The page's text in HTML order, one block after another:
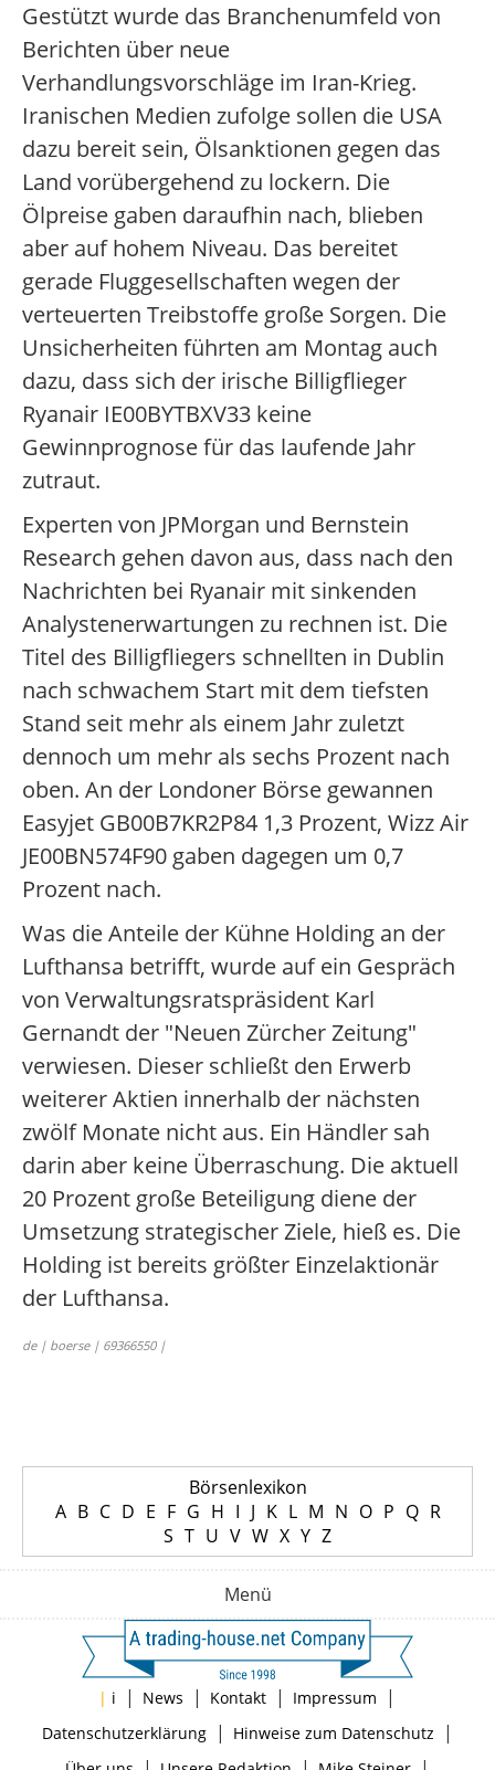
Gestützt wurde das Branchenumfeld von
Berichten über neue
Verhandlungsvorschläge im Iran-Krieg.
Iranischen Medien zufolge sollen die USA
dazu bereit sein, Ölsanktionen gegen das
Land vorübergehend zu lockern. Die
Ölpreise gaben daraufhin nach, blieben
aber auf hohem Niveau. Das bereitet
gerade Fluggesellschaften wegen der
verteuerten Treibstoffe große Sorgen. Die
Unsicherheiten führten am Montag auch
dazu, dass sich der irische Billigflieger
Ryanair IE00BYTBXV33 keine
Gewinnprognose für das laufende Jahr
zutraut.
Experten von JPMorgan und Bernstein
Research gehen davon aus, dass nach den
Nachrichten bei Ryanair mit sinkenden
Analystenerwartungen zu rechnen ist. Die
Titel des Billigfliegers schnellten in Dublin
nach schwachem Start mit dem tiefsten
Stand seit mehr als einem Jahr zuletzt
dennoch um mehr als sechs Prozent nach
oben. An der Londoner Börse gewannen
Easyjet GB00B7KR2P84 1,3 Prozent, Wizz Air
JE00BN574F90 gaben dagegen um 0,7
Prozent nach.
Was die Anteile der Kühne Holding an der
Lufthansa betrifft, wurde auf ein Gespräch
von Verwaltungsratspräsident Karl
Gernandt der "Neuen Zürcher Zeitung"
verwiesen. Dieser schließt den Erwerb
weiterer Aktien innerhalb der nächsten
zwölf Monate nicht aus. Ein Händler sah
darin aber keine Überraschung. Die aktuell
20 Prozent große Beteiligung diene der
Umsetzung strategischer Ziele, hieß es. Die
Holding ist bereits größter Einzelaktionär
der Lufthansa.
de | boerse | 69366550 |
Börsenlexikon
A B C D E F G H I J K L M N O P Q R
S T U V W X Y Z
Menü
| i | News | Kontakt | Impressum |
Datenschutzerklärung| Hinweise zum Datenschutz |